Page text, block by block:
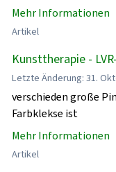
Mehr Informationen
Artikel
Kunsttherapie -
Letzte Änderung: 31.
verschieden große
Farbklekse ist
Mehr Informationen
Artikel